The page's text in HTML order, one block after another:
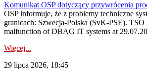
Komunikat OSP dotyczący przywrócenia
OSP informuje, że z problemy techniczne
granicach: Szwecja-Polska (SvK-PSE).
malfunction of DBAG IT systems at
Więcej...
29 lipca 2026, 18:45